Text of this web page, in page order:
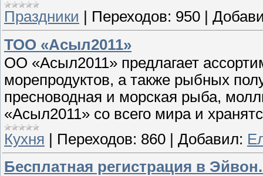
Праздники
Переходов: 950
ТОО «Асыл2011»
ОО «Асыл2011» предлагает
морепродуктов, а также рыбных
пресноводная и морская рыба,
«Асыл2011» со всего мира и
Кухня | Переходов: 860 | Добавил:
Бесплатная регистрация в